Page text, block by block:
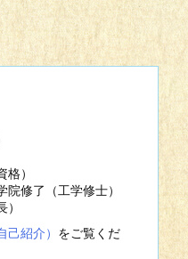
）
院修了（工学修士）
紹介） をご覧くだ